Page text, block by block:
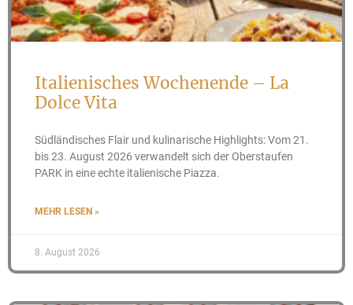
Italienisches Wochenende – La
Dolce Vita
Südländisches Flair und kulinarische Highlights: Vom 21.
bis 23. August 2026 verwandelt sich der Oberstaufen
PARK in eine echte italienische Piazza.
MEHR LESEN »
8. August 2026